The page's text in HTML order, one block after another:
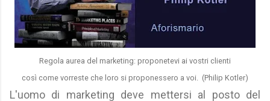
Regola aurea del marketing: proponetevi ai vostri clienti
così come vorreste che loro si proponessero a voi. (Philip Kotler)
L'uomo di marketing deve mettersi al posto del